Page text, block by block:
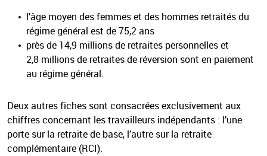
l’âge moyen des femmes et des hommes retraités du
régime général est de 75,2 ans
près de 14,9 millions de retraites personnelles et
2,8 millions de retraites de réversion sont en paiement
au régime général.
Deux autres fiches sont consacrées exclusivement aux
chiffres concernant les travailleurs indépendants : l’une
porte sur la retraite de base, l’autre sur la retraite
complémentaire (RCI).